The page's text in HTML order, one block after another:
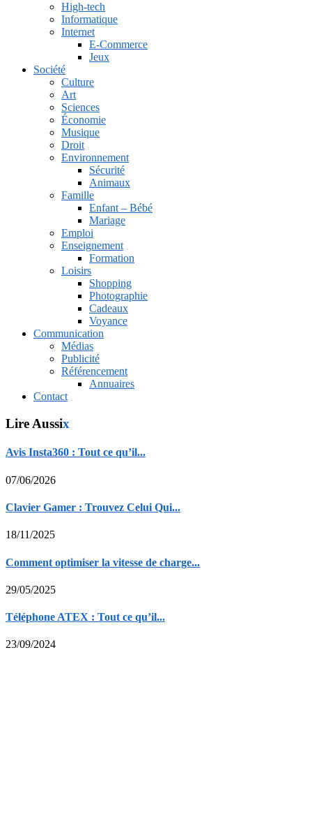
High-tech
Informatique
Internet
E-Commerce
Jeux
Société
Culture
Art
Sciences
Économie
Musique
Droit
Environnement
Sécurité
Animaux
Famille
Enfant – Bébé
Mariage
Emploi
Enseignement
Formation
Loisirs
Shopping
Photographie
Cadeaux
Voyance
Communication
Médias
Publicité
Référencement
Annuaires
Contact
Lire Aussix
Avis Insta360 : Tout ce qu’il...
07/06/2026
Clavier Gamer : Trouvez Celui Qui...
18/11/2025
Comment optimiser la vitesse de charge...
29/05/2025
Téléphone ATEX : Tout ce qu’il...
23/09/2024